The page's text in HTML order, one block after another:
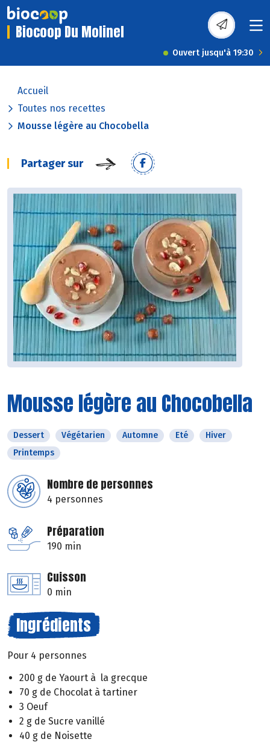
Biocoop Du Molinel
Ouvert jusqu'à 19:30
Accueil
Toutes nos recettes
Mousse légère au Chocobella
Partager sur
Mousse légère au Chocobella
Dessert Végétarien Automne Eté
Hiver
Printemps
Nombre de personnes
4 personnes
Préparation
190 min
Cuisson
0 min
Ingrédients
Pour 4 personnes
200 g de Yaourt à la grecque
70 g de Chocolat à tartiner
3 Oeuf
2 g de Sucre vanillé
40 g de Noisette